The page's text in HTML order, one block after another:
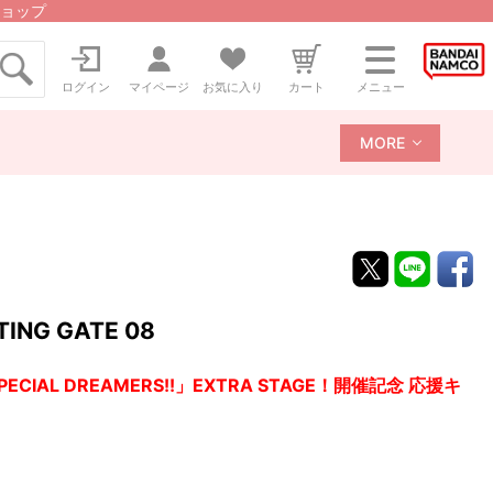
ップ
ログイン マイページ お気に入り カート メニュー
MORE
GATE 08
DREAMERS!!」EXTRA STAGE！開催記念 応援キ